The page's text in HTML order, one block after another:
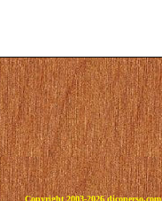
Copyright 2003-2026 dicoperso.com